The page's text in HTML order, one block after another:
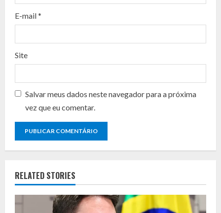
n
g
E-mail*
Site
Salvar meus dados neste navegador para a próxima
vez que eu comentar.
RELATED STORIES